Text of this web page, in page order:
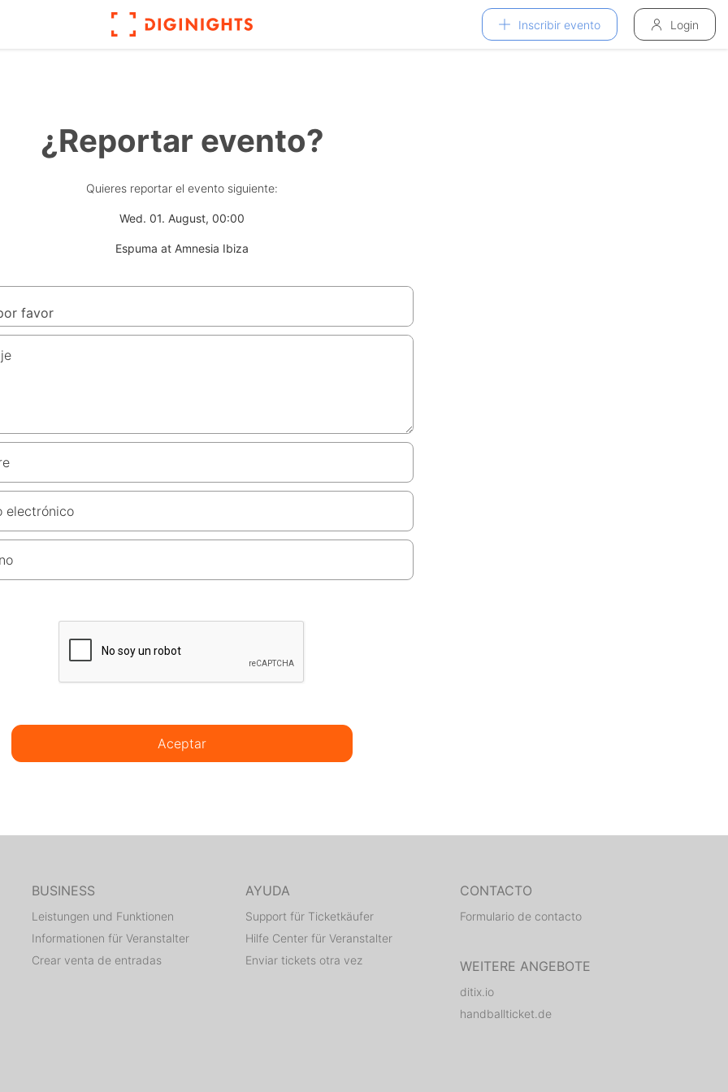
Inscribir evento Login
¿Reportar evento?
Quieres reportar el evento siguiente:
Wed. 01. August, 00:00
Espuma at Amnesia Ibiza
electrónico
Aceptar
BUSINESS
Leistungen und Funktionen
Informationen für Veranstalter
Crear venta de entradas
AYUDA
Support für Ticketkäufer
Hilfe Center für Veranstalter
Enviar tickets otra vez
CONTACTO
Formulario de contacto
WEITERE ANGEBOTE
ditix.io
handballticket.de